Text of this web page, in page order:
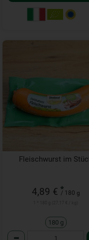
Fleischwurst im
4,89 € *
/ 180 g
180 g
Anzahl